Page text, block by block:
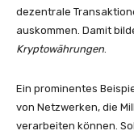
dezentrale
auskommen. Damit
Kryptowährungen
Ein prominentes
von Netzwerken, die
verarbeiten können.